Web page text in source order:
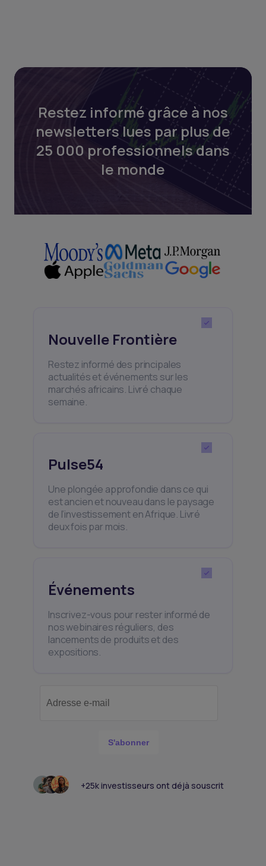
Restez informé grâce à nos
newsletters lues par plus de
25 000 professionnels dans
le monde
Nouvelle Frontière
Restez informé des principales
actualités et événements sur les
marchés africains. Livré chaque
semaine.
Pulse54
Une plongée approfondie dans ce qui
est ancien et nouveau dans le paysage
de l’investissement en Afrique. Livré
deux fois par mois.
Événements
Inscrivez-vous pour rester informé de
nos webinaires réguliers, des
lancements de produits et des
expositions.
S'abonner
+25k investisseurs ont déjà souscrit